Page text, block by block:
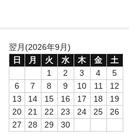
翌月(2026年9月)
日
月 火 水 木 金
土
1
2 3 4
5
6
7 8 9 10 11
12
13
14 15 16 17 18
19
20
21 22 23 24 25
26
27
28 29
30